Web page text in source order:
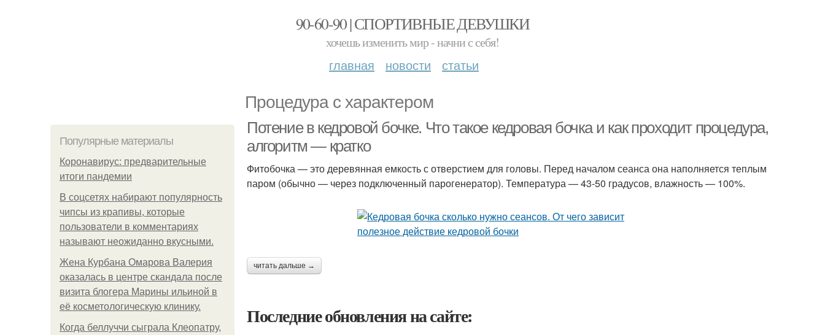
90-60-90 | СПОРТИВНЫЕ ДЕВУШКИ
хочешь изменить мир - начни с себя!
главная новости статьи
Процедура с характером
Популярные материалы
Коронавирус: предварительные
итоги пандемии
В соцсетях набирают популярность
чипсы из крапивы, которые
пользователи в комментариях
называют неожиданно вкусными.
Жена Курбана Омарова Валерия
оказалась в центре скандала после
визита блогера Марины ильиной в
её косметологическую клинику.
Когда беллуччи сыграла Клеопатру,
Потение в кедровой бочке. Что такое кедровая бочка и как проходит процедура,
алгоритм — кратко
Фитобочка — это деревянная емкость с отверстием для головы. Перед началом сеанса она наполняется теплым
паром (обычно — через подключенный парогенератор). Температура — 43-50 градусов, влажность — 100%.
читать дальше →
Последние обновления на сайте: